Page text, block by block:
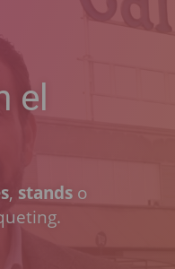
el
, stands o